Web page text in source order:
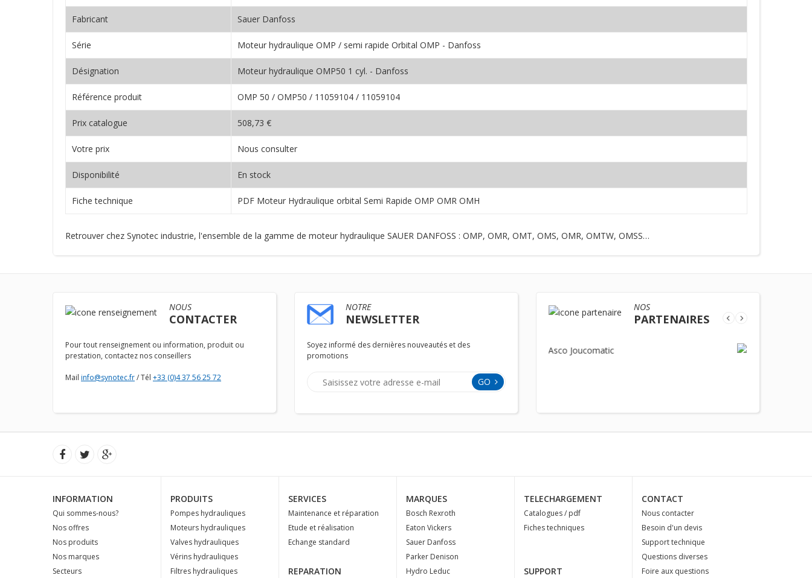
Fabricant Sauer Danfoss
Série Moteur hydraulique OMP / semi rapide Orbital OMP - Danfoss
Désignation Moteur hydraulique OMP50 1 cyl. - Danfoss
Référence produit OMP 50 / OMP50 / 11059104 / 11059104
Prix catalogue 508,73 €
Votre prix Nous consulter
Disponibilité En stock
Fiche technique PDF Moteur Hydraulique orbital Semi Rapide OMP OMR OMH
Retrouver chez Synotec industrie, l'ensemble de la gamme de moteur hydraulique SAUER DANFOSS : OMP, OMR, OMT, OMS, OMR, OMTW, OMSS…
NOUS
CONTACTER
Pour tout renseignement ou information, produit ou
prestation, contactez nos conseillers
Mail info@synotec.fr/ Tél +33 (0)4 37 56 25 72
NOTRE
NEWSLETTER
Soyez informé des dernières nouveautés et des
promotions
GO
NOS
PARTENAIRES
INFORMATION
Qui sommes-nous?
Nos offres
Nos produits
Nos marques
Secteurs
PRODUITS
Pompes hydrauliques
Moteurs hydrauliques
Valves hydrauliques
Vérins hydrauliques
Filtres hydrauliques
SERVICES
Maintenance et réparation
Etude et réalisation
Echange standard
REPARATION
MARQUES
Bosch Rexroth
Eaton Vickers
Sauer Danfoss
Parker Denison
Hydro Leduc
TELECHARGEMENT
Catalogues / pdf
Fiches techniques
SUPPORT
CONTACT
Nous contacter
Besoin d'un devis
Support technique
Questions diverses
Foire aux questions